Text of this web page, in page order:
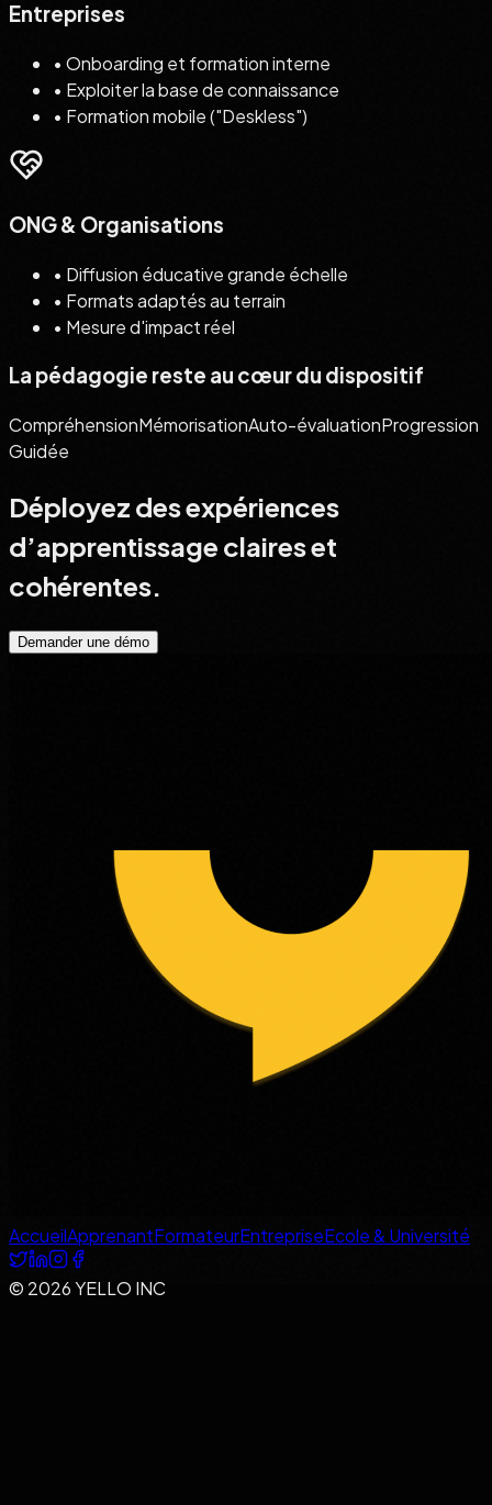
Entreprises
• Onboarding et formation interne
• Exploiter la base de connaissance
• Formation mobile ("Deskless")
ONG & Organisations
• Diffusion éducative grande échelle
• Formats adaptés au terrain
• Mesure d'impact réel
La pédagogie reste au cœur du dispositif
CompréhensionMémorisationAuto-évaluationProgression
Guidée
Déployez des expériences
d’apprentissage claires et
cohérentes.
Demander une démo
AccueilApprenantFormateurEntrepriseEcole & Université
© 2026 YELLO INC